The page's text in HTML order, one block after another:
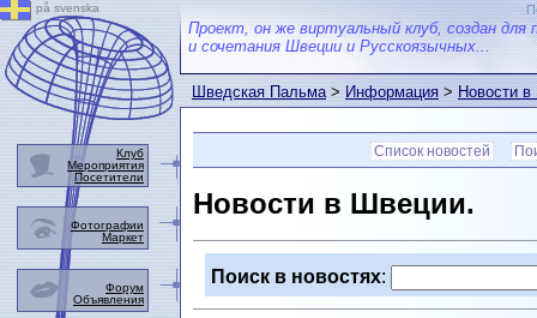
Проект, он же виртуальный клуб, создан для
и сочетания Швеции и Русскоязычных...
Шведская Пальма>Информация>Новости
Список новостей
Новости в Швеции.
Поиск в новостях:
på svenska
Клуб
Мероприятия
Посетители
Фотографии
Маркет
Форум
Объявления